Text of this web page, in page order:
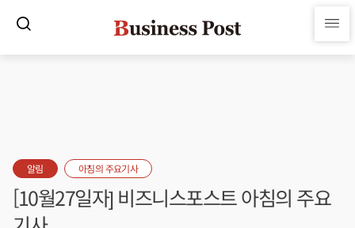
알림 아침의 주요기사
[10월27일자] 비즈니스포스트 아침의 주요